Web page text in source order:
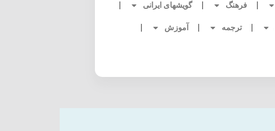
فرهنگ گویشهای ایرانی
ترجمه آموزش